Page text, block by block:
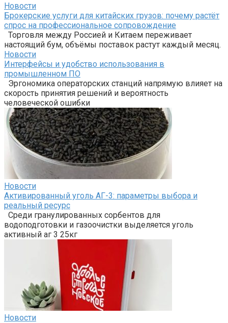
Новости
Брокерские услуги для китайских грузов: почему растёт
спрос на профессиональное сопровождение
Торговля между Россией и Китаем переживает
настоящий бум, объёмы поставок растут каждый месяц.
Новости
Интерфейсы и удобство использования в
промышленном ПО
Эргономика операторских станций напрямую влияет на
скорость принятия решений и вероятность
человеческой ошибки
Новости
Активированный уголь АГ-3: параметры выбора и
реальный ресурс
Среди гранулированных сорбентов для
водоподготовки и газоочистки выделяется уголь
активный аг 3 25кг
Новости